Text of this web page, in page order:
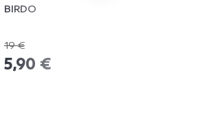
BIRDO
19 €
5,90 €